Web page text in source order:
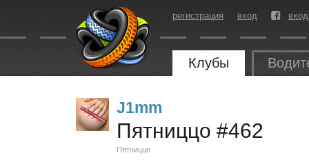
регистрация вход
Клубы
J1mm
Пятниццо #462
Пятниццо